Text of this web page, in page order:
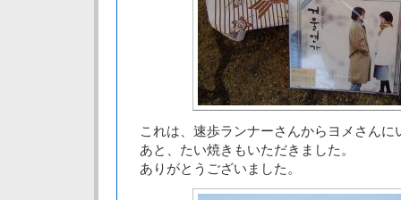
これは、速歩ランナーさんからヨメさんに
あと、たい焼きもいただきました。
ありがとうございました。